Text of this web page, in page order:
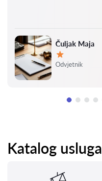
Čuljak Maja
Ocjena:
Odvjetnik
Katalog usluga